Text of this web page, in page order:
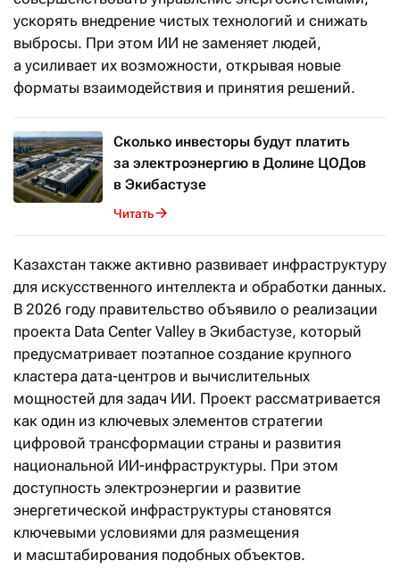
ускорять внедрение чистых технологий и снижать
выбросы. При этом ИИ не заменяет людей,
а усиливает их возможности, открывая новые
форматы взаимодействия и принятия решений.
Сколько инвесторы будут платить
за электроэнергию в Долине ЦОДов
в Экибастузе
Читать
Казахстан также активно развивает инфраструктуру
для искусственного интеллекта и обработки данных.
В 2026 году правительство объявило о реализации
проекта Data Center Valley в Экибастузе, который
предусматривает поэтапное создание крупного
кластера дата-центров и вычислительных
мощностей для задач ИИ. Проект рассматривается
как один из ключевых элементов стратегии
цифровой трансформации страны и развития
национальной ИИ-инфраструктуры. При этом
доступность электроэнергии и развитие
энергетической инфраструктуры становятся
ключевыми условиями для размещения
и масштабирования подобных объектов.